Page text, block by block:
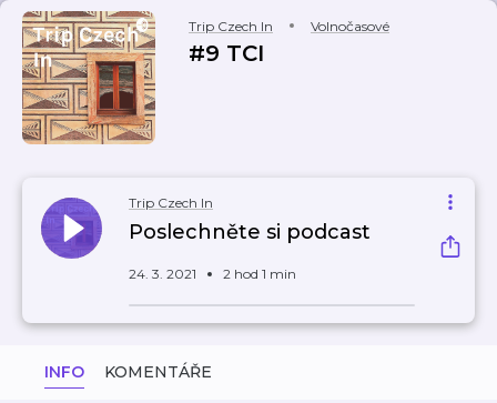
Trip Czech In Volnočasové
#9 TCI
Trip Czech In
Poslechněte si podcast
24. 3. 2021 2 hod 1 min
INFO KOMENTÁŘE